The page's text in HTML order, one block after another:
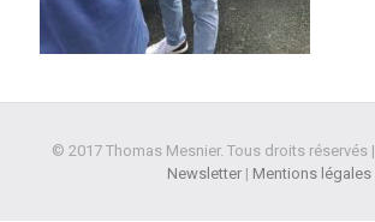
© 2017 Thomas Mesnier. Tous droits réservés |
Newsletter | Mentions légales